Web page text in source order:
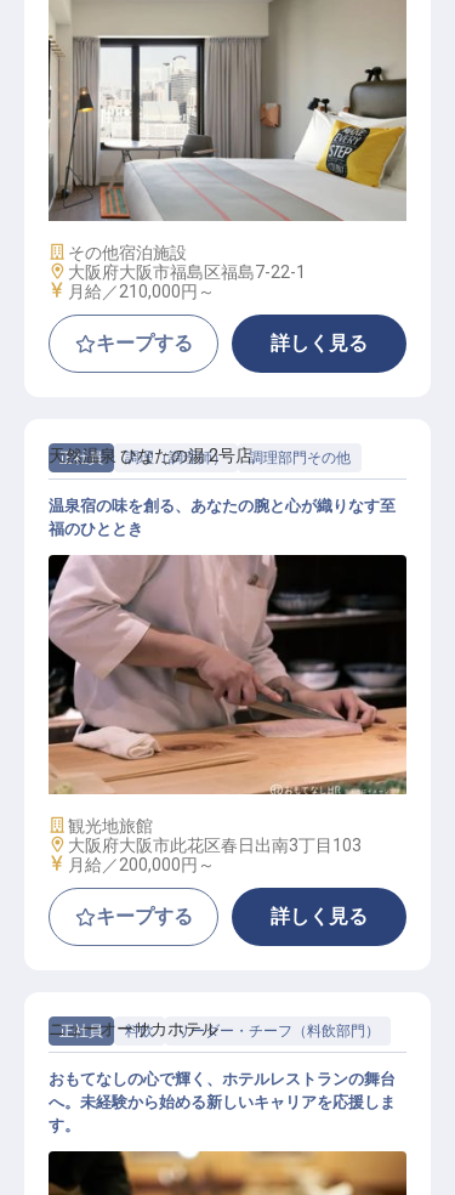
予約スタッフ
施設業態
その他宿泊施設
勤務地
大阪府大阪市福島区福島7-22-1
給与
月給／210,000円～
キープする 詳しく見る
正社員 調理（調理師） 調理部門その他
調理スタッフ
天然温泉 ひなたの湯 2号店
温泉宿の味を創る、あなたの腕と心が織りなす至
福のひととき
施設業態
観光地旅館
勤務地
大阪府⼤阪市此花区春⽇出南3丁⽬103
給与
月給／200,000円～
キープする 詳しく見る
正社員 料飲 リーダー・チーフ（料飲部門）
ニューオーサカホテル
おもてなしの心で輝く、ホテルレストランの舞台
へ。未経験から始める新しいキャリアを応援しま
す。